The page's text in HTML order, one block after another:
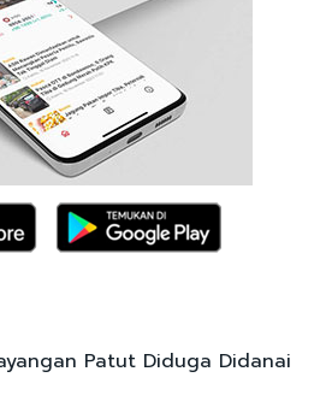
Patut Diduga Didanai